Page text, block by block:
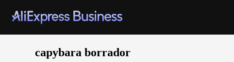
capybara borrador